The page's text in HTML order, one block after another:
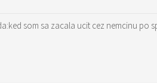
som sa zacala ucit cez nemcinu po